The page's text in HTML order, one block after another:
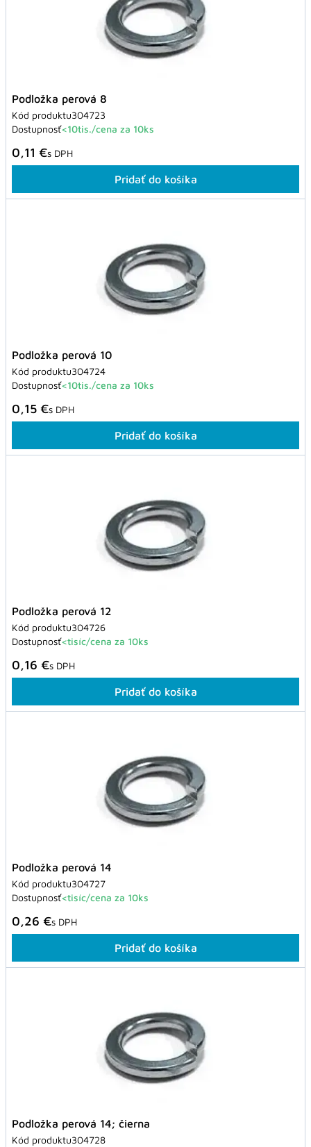
Podložka perová 8
Kód produktu304723
Dostupnosť<10tis./cena za 10ks
0,11 €s DPH
Pridať do košíka
Podložka perová 10
Kód produktu304724
Dostupnosť<10tis./cena za 10ks
0,15 €s DPH
Pridať do košíka
Podložka perová 12
Kód produktu304726
Dostupnosť<tisíc/cena za 10ks
0,16 €s DPH
Pridať do košíka
Podložka perová 14
Kód produktu304727
Dostupnosť<tisíc/cena za 10ks
0,26 €s DPH
Pridať do košíka
Podložka perová 14; čierna
Kód produktu304728